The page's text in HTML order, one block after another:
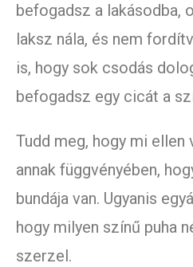
befogadsz a lakásodba,
laksz nála, és nem
is, hogy sok csodás
befogadsz egy cicát a
Tudd meg, hogy mi ellen
annak függvényében,
bundája van. Ugyanis
hogy milyen színű puha
szerzel.